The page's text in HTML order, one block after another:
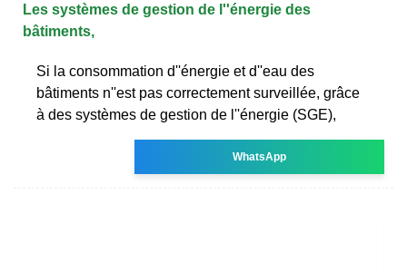
Les systèmes de gestion de l''énergie des
bâtiments,
Si la consommation d''énergie et d''eau des
bâtiments n''est pas correctement surveillée, grâce
à des systèmes de gestion de l''énergie (SGE),
WhatsApp